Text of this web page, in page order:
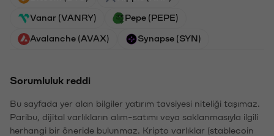
Vanar (VANRY) Pepe (PEPE)
Avalanche (AVAX) Synapse (SYN)
Sorumluluk reddi
Bu sayfada yer alan bilgiler yatırım tavsiyesi niteliği taşımaz.
Paribu, dijital varlıkların alım-satımı veya saklanmasıyla ilgili
herhangi bir öneride bulunmaz. Kripto varlıklar (stablecoin